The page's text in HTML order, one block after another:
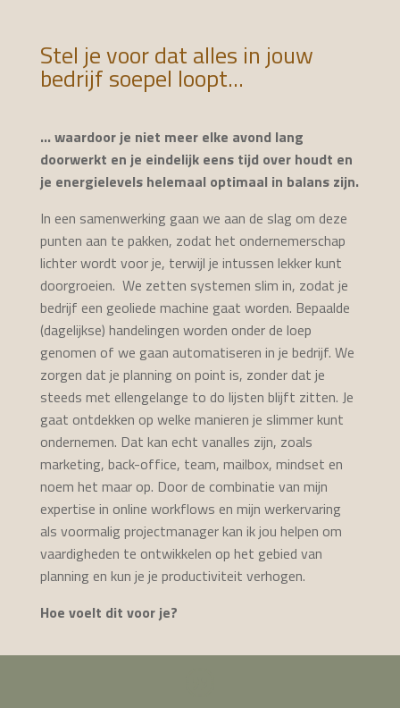
Stel je voor dat alles in jouw
bedrijf soepel loopt...
… waardoor je niet meer elke avond lang
doorwerkt en je eindelijk eens tijd over houdt en
je energielevels helemaal optimaal in balans zijn.
In een samenwerking gaan we aan de slag om deze
punten aan te pakken, zodat het ondernemerschap
lichter wordt voor je, terwijl je intussen lekker kunt
doorgroeien. We zetten systemen slim in, zodat je
bedrijf een geoliede machine gaat worden. Bepaalde
(dagelijkse) handelingen worden onder de loep
genomen of we gaan automatiseren in je bedrijf. We
zorgen dat je planning on point is, zonder dat je
steeds met ellengelange to do lijsten blijft zitten. Je
gaat ontdekken op welke manieren je slimmer kunt
ondernemen. Dat kan echt vanalles zijn, zoals
marketing, back-office, team, mailbox, mindset en
noem het maar op. Door de combinatie van mijn
expertise in online workflows en mijn werkervaring
als voormalig projectmanager kan ik jou helpen om
vaardigheden te ontwikkelen op het gebied van
planning en kun je je productiviteit verhogen.
Hoe voelt dit voor je?